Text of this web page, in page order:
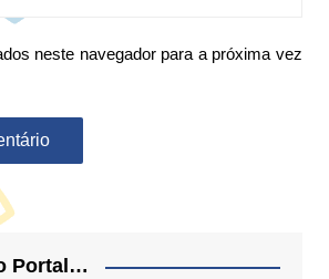
neste navegador para a próxima vez
Portal…